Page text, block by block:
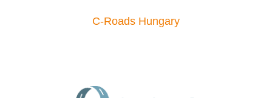
C-Roads Hungary